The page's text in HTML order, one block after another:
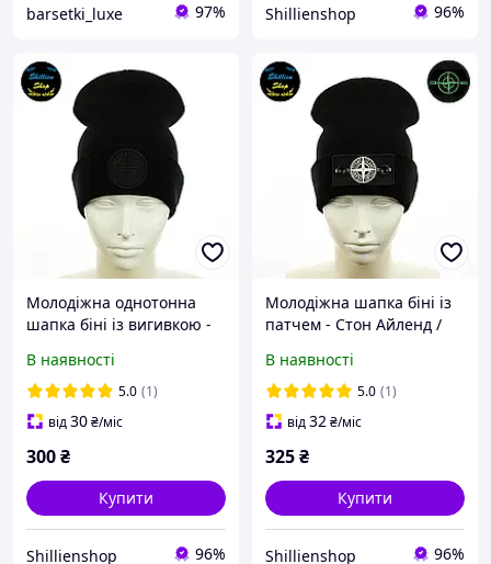
barsetki_luxe 97% Shillienshop 96%
Молодіжна однотонна
шапка біні із вигивкою -
Island - Чорний
В наявності
5.0 (1)
від30₴/міс
300₴
Купити
Shillienshop 96%
Молодіжна шапка біні із
патчем - Стон Айленд /
Edition - Чорний
В наявності
5.0 (1)
від32₴/міс
325₴
Купити
Shillienshop 96%